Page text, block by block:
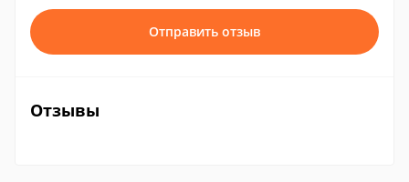
Отправить отзыв
Отзывы